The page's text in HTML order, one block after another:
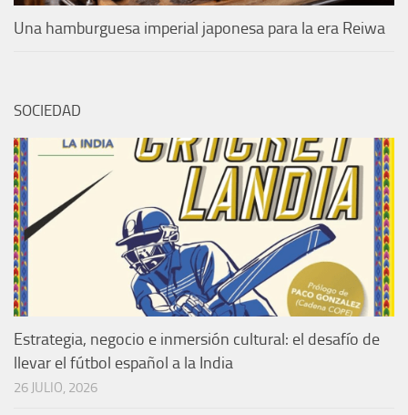
Una hamburguesa imperial japonesa para la era Reiwa
SOCIEDAD
Estrategia, negocio e inmersión cultural: el desafío de
llevar el fútbol español a la India
26 JULIO, 2026